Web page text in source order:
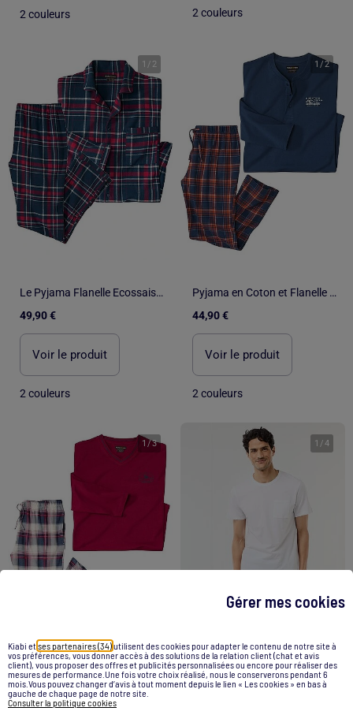
Gérer mes cookies
Kiabi etses partenaires (34)utilisent des cookies pour adapter le contenu de notre site à
vos préférences, vous donner accès à des solutions de la relation client (chat et avis
client), vous proposer des offres et publicités personnalisées ou encore pour réaliser des
mesures de performance.Une fois votre choix réalisé, nous le conserverons pendant 6
mois.Vous pouvez changer d’avis à tout moment depuis le lien « Les cookies » en bas à
gauche de chaque page de notre site.
Consulter la politique cookies
2 couleurs 2 couleurs
1 / 2
Le Pyjama Flanelle Ecossais - ATLAS FOR MEN
49,90 €
Voir le produit
2 couleurs
1 /2
Pyjama en Coton et Flanelle - ATLAS FOR MEN
44,90 €
Voir le produit
2 couleurs
1 /3
Pyjama Coton à Carreaux - ATLAS FOR MEN
15,49 €
1 /4
Ensemble de pyjama court t-shirt + short - 2 pièces